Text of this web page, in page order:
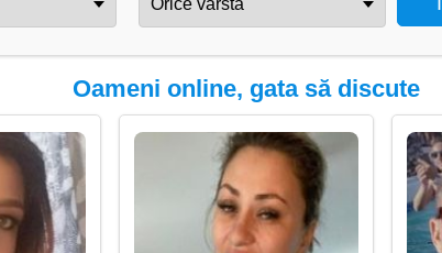
Oameni online, gata să discute